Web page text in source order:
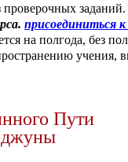
присоединиться
на полгода, без
учения,
Пути